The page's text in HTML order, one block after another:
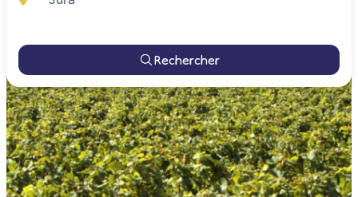
Rechercher